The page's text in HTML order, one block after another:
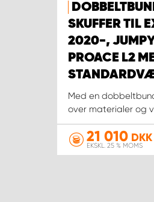
SKUFFER TIL
2020-,
PROACE L2
Med en
over materialer og
21 010 DKK
EKSKL. 25 % MOMS